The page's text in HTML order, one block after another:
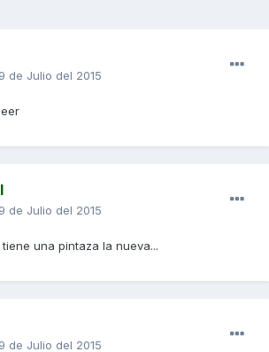
de Julio del 2015
de Julio del 2015
una pintaza la nueva...
de Julio del 2015